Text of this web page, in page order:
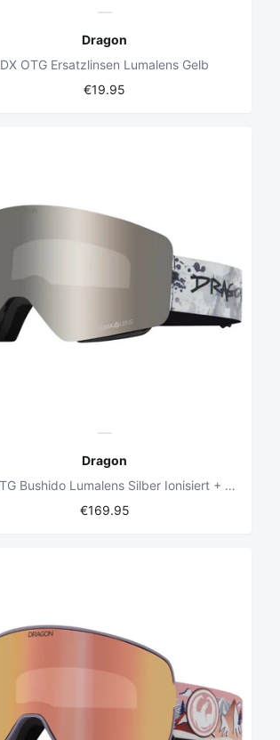
Dragon
DX OTG Ersatzlinsen Lumalens Gelb
€19.95
Dragon
R1 OTG Bushido Lumalens Silber Ionisiert + Lumalens Light Rose Objektiv
€169.95